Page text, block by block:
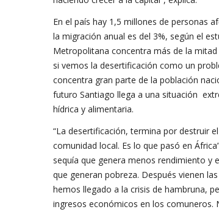
En el país hay 1,5 millones de personas
la migración anual es del 3%, según el
Metropolitana concentra más de la
si vemos la desertificación como un
concentra gran parte de la población
futuro Santiago llega a una situación
hídrica y alimentaria.
“La desertificación, termina por destruir
comunidad local. Es lo que pasó en
sequía que genera menos rendimiento y
que generan pobreza. Después vienen
hemos llegado a la crisis de hambruna,
ingresos económicos en los comuneros.